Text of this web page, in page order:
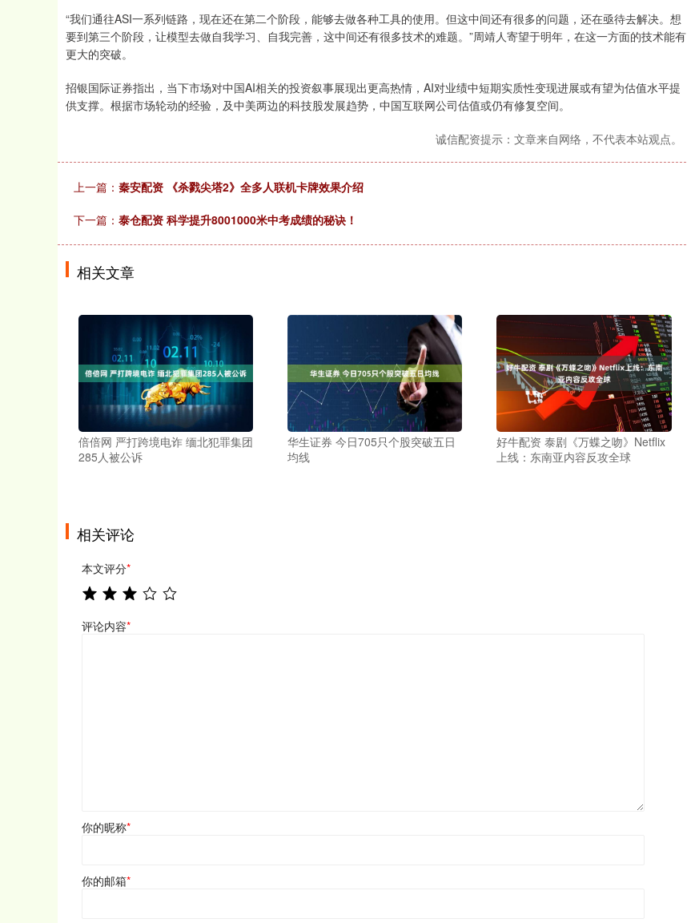
“我们通往ASI一系列链路，现在还在第二个阶段，能够去做各种工具的使用。但这中间还有很多的问题，还在亟待去解决。想
要到第三个阶段，让模型去做自我学习、自我完善，这中间还有很多技术的难题。”周靖人寄望于明年，在这一方面的技术能有
更大的突破。
招银国际证券指出，当下市场对中国AI相关的投资叙事展现出更高热情，AI对业绩中短期实质性变现进展或有望为估值水平提
供支撑。根据市场轮动的经验，及中美两边的科技股发展趋势，中国互联网公司估值或仍有修复空间。
诚信配资提示：文章来自网络，不代表本站观点。
上一篇： 秦安配资 《杀戮尖塔2》全多人联机卡牌效果介绍
下一篇： 泰仓配资 科学提升8001000米中考成绩的秘诀！
相关文章
倍倍网 严打跨境电诈 缅北犯罪集团
285人被公诉
华生证券 今日705只个股突破五日
均线
好牛配资 泰剧《万蝶之吻》Netflix
上线：东南亚内容反攻全球
相关评论
本文评分*
评论内容*
你的昵称*
你的邮箱*